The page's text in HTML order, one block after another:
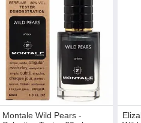
Montale Wild Pears -